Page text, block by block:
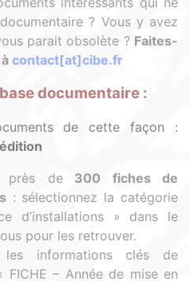
? Vous y avez
parait obsolète ? Faites-
contact[at]cibe.fr
documentaire :
de cette façon :
près de300 fiches de
: sélectionnez la catégorie
d’installations » dans le
pour les retrouver.
informations clés de
FICHE – Année de mise en